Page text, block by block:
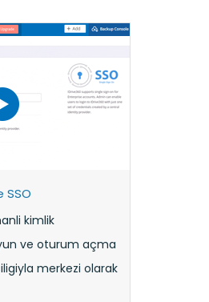
SSO
kimlik
ve oturum açma
merkezi olarak